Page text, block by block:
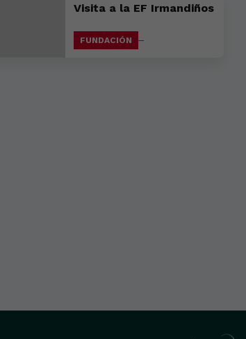
a nuestros canteranos
Visita a la EF Irmandiños
FUNDACIÓN